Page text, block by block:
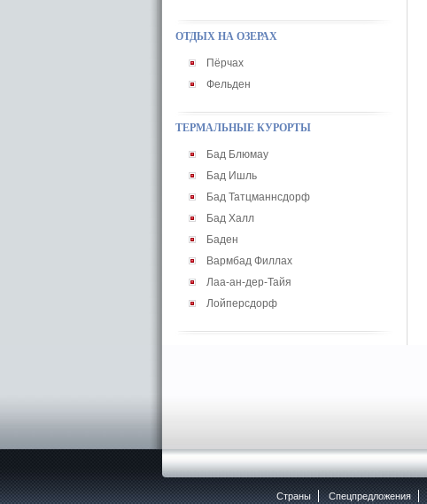
ОТДЫХ НА ОЗЕРАХ
Пёрчах
Фельден
ТЕРМАЛЬНЫЕ КУРОРТЫ
Бад Блюмау
Бад Ишль
Бад Татцманнсдорф
Бад Халл
Баден
Вармбад Филлах
Лаа-ан-дер-Тайя
Лойперсдорф
Страны Спецпредложения